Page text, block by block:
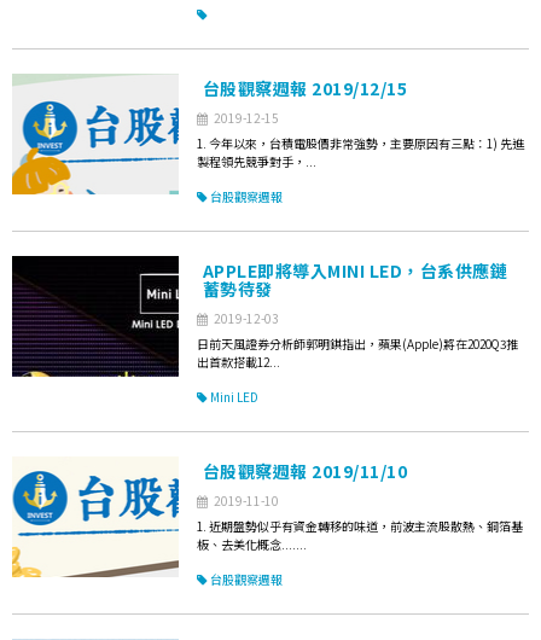
台股觀察週報 2019/12/15
2019-12-15
1. 今年以來，台積電股價非常強勢，主要原因有三點：1) 先進
製程領先競爭對手，...
台股觀察週報
APPLE即將導入MINI LED，台系供應鏈
蓄勢待發
2019-12-03
日前天風證券分析師郭明錤指出，蘋果(Apple)將在2020Q3推
出首款搭載12...
Mini LED
台股觀察週報 2019/11/10
2019-11-10
1. 近期盤勢似乎有資金轉移的味道，前波主流股散熱、銅箔基
板、去美化概念.......
台股觀察週報